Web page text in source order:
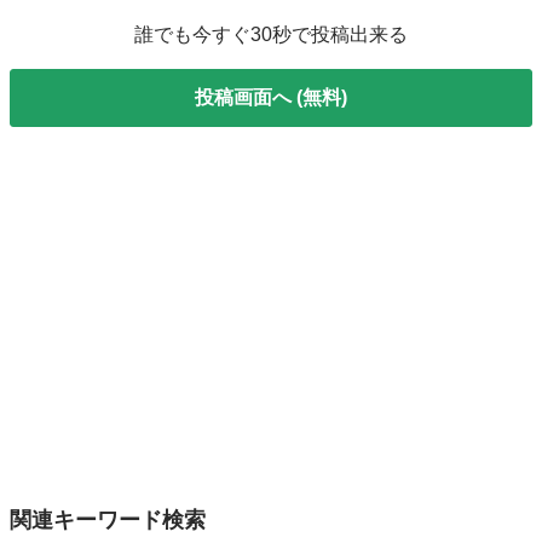
誰でも今すぐ30秒で投稿出来る
投稿画面へ (無料)
関連キーワード検索